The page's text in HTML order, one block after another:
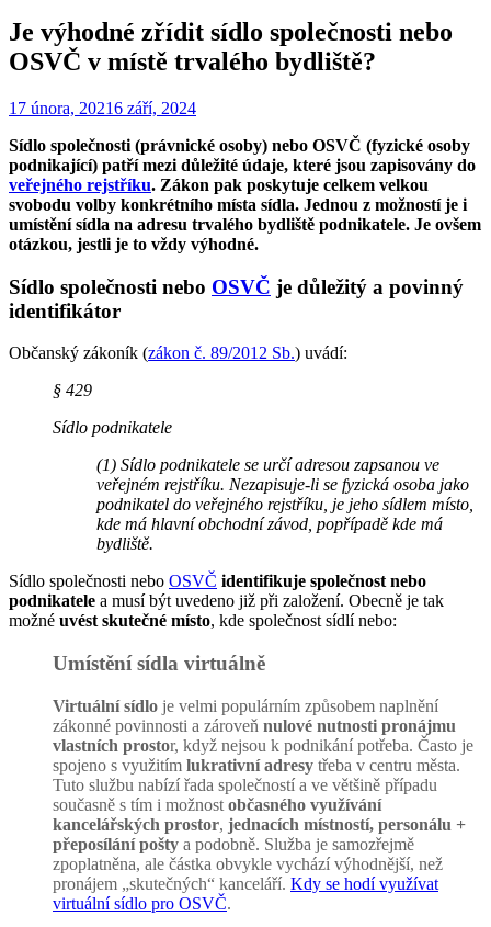
Je výhodné zřídit sídlo společnosti nebo
OSVČ v místě trvalého bydliště?
17 února, 20216 září, 2024
Sídlo společnosti (právnické osoby) nebo OSVČ (fyzické osoby
podnikající) patří mezi důležité údaje, které jsou zapisovány do
veřejného rejstříku. Zákon pak poskytuje celkem velkou
svobodu volby konkrétního místa sídla. Jednou z možností je i
umístění sídla na adresu trvalého bydliště podnikatele. Je ovšem
otázkou, jestli je to vždy výhodné.
Sídlo společnosti nebo OSVČ je důležitý a povinný
identifikátor
Občanský zákoník (zákon č. 89/2012 Sb.) uvádí:
§ 429
Sídlo podnikatele
(1) Sídlo podnikatele se určí adresou zapsanou ve
veřejném rejstříku. Nezapisuje-li se fyzická osoba jako
podnikatel do veřejného rejstříku, je jeho sídlem místo,
kde má hlavní obchodní závod, popřípadě kde má
bydliště.
Sídlo společnosti nebo OSVČ identifikuje společnost nebo
podnikatele a musí být uvedeno již při založení. Obecně je tak
možné uvést skutečné místo, kde společnost sídlí nebo:
Umístění sídla virtuálně
Virtuální sídlo je velmi populárním způsobem naplnění
zákonné povinnosti a zároveň nulové nutnosti pronájmu
vlastních prostor, když nejsou k podnikání potřeba. Často je
spojeno s využitím lukrativní adresy třeba v centru města.
Tuto službu nabízí řada společností a ve většině případu
současně s tím i možnost občasného využívání
kancelářských prostor, jednacích místností, personálu +
přeposílání pošty a podobně. Služba je samozřejmě
zpoplatněna, ale částka obvykle vychází výhodnější, než
pronájem „skutečných“ kanceláří. Kdy se hodí využívat
virtuální sídlo pro OSVČ.